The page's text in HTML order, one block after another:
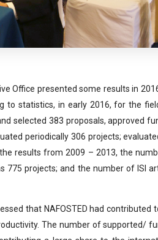
Office presented some results in
to statistics, in early 2016, for the
selected 383 proposals, approved
periodically 306 projects;
results from 2009 – 2013, the
775 projects; and the number of ISI
that NAFOSTED had contributed
The number of supported/